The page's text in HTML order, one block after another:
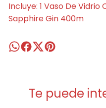
Incluye: 1 Vaso De
Sapphire Gin 400m
Te puede